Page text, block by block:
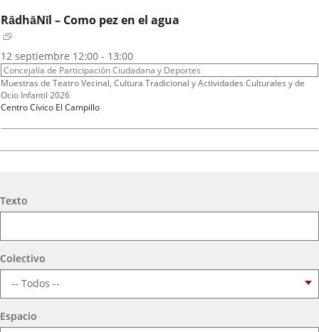
RādhāNīl – Como pez en el agua
Fechas
del
evento
12 septiembre 2026
12:00 - 13:00
Organizador
de
actividad
Concejalía de Participación Ciudadana y Deportes
Programa
Muestras de Teatro Vecinal, Cultura Tradicional y Actividades Culturales y de
Ocio Infantil 2026
Espacio
Centro Cívico El Campillo
A.T. VIRGEN DE LOS AGUADORES
del
evento
Organizador
de
Concejalía de Participación Ciudadana y Deportes
Programa
Muestras de Teatro Vecinal, Cultura Tradicional y Actividades Culturales y de
Espacio
Centro Cívico Científico José Antonio Valverde
TEATRO PARQUESOL
Mujeres
Búsqueda
Texto
Colectivo
Espacio